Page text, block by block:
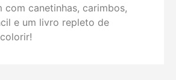
com canetinhas, carimbos,
e um livro repleto de